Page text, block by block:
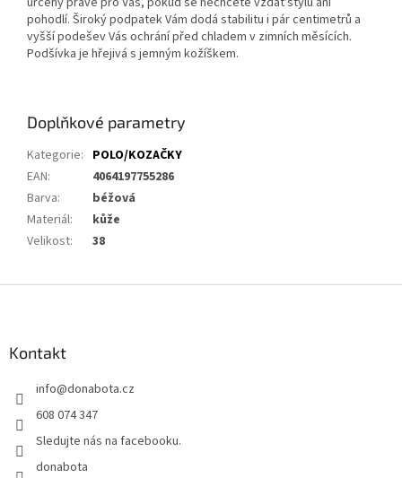
pohodlí. Široký podpatek Vám dodá stabilitu i pár centimetrů a
vyšší podešev Vás ochrání před chladem v zimních měsících.
Podšívka je hřejivá s jemným kožíškem.
Doplňkové parametry
Kategorie: POLO/KOZAČKY
EAN:
4064197755286
Barva:
béžová
Materiál:
kůže
Velikost: 38
Kontakt
info@donabota.cz
608 074 347
Sledujte nás na facebooku.
donabota